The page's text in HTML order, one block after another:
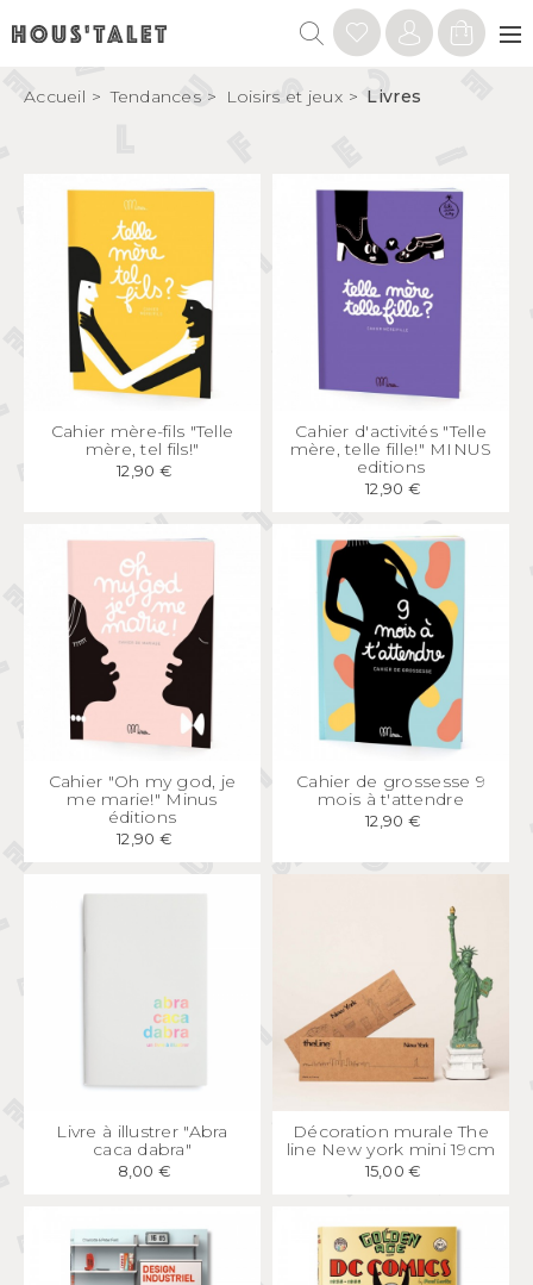
Accueil Tendances Loisirs et jeux Livres
APERÇU RAPIDE
Cahier mère-fils "Telle
mère, tel fils!"
12,90 €
APERÇU RAPIDE
Cahier d'activités "Telle
mère, telle fille!" MINUS
editions
12,90 €
APERÇU RAPIDE
Cahier "Oh my god, je
me marie!" Minus
éditions
12,90 €
APERÇU RAPIDE
Cahier de grossesse 9
mois à t'attendre
12,90 €
APERÇU RAPIDE
Livre à illustrer "Abra
caca dabra"
8,00 €
APERÇU RAPIDE
Décoration murale The
line New york mini 19cm
15,00 €